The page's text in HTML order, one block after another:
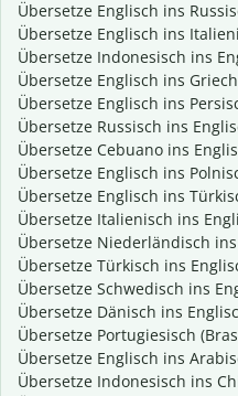
Übersetze Englisch ins
Übersetze Englisch ins
Übersetze Indonesisch ins
Übersetze Englisch ins
Übersetze Englisch ins
Übersetze Russisch ins
Übersetze Cebuano ins
Übersetze Englisch ins
Übersetze Englisch ins
Übersetze Italienisch ins
Übersetze Niederländisch
Übersetze Türkisch ins
Übersetze Schwedisch ins
Übersetze Dänisch ins
Übersetze Portugiesisch
Übersetze Englisch ins
Übersetze Indonesisch ins